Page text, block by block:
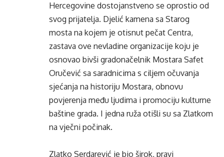
Hercegovine dostojanstveno se oprostio od
svog prijatelja. Djelić kamena sa Starog
mosta na kojem je otisnut pečat Centra,
zastava ove nevladine organizacije koju je
osnovao bivši gradonačelnik Mostara Safet
Oručević sa saradnicima s ciljem očuvanja
sjećanja na historiju Mostara, obnovu
povjerenja među ljudima i promociju kulturne
baštine grada. I jedna ruža otišli su sa Zlatkom
na vječni počinak.
Zlatko Serdarević je bio širok, pravi